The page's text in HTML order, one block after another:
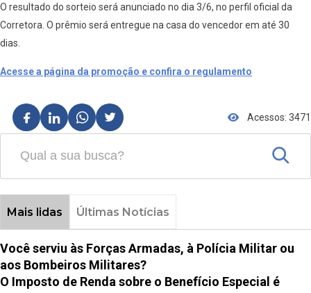
O resultado do sorteio será anunciado no dia 3/6, no perfil oficial da
Corretora. O prêmio será entregue na casa do vencedor em até 30
dias.
Acesse a página da promoção e confira o regulamento
Acessos: 3471
Mais lidas Últimas Notícias
Você serviu às Forças Armadas, à Polícia Militar ou
aos Bombeiros Militares?
O Imposto de Renda sobre o Benefício Especial é